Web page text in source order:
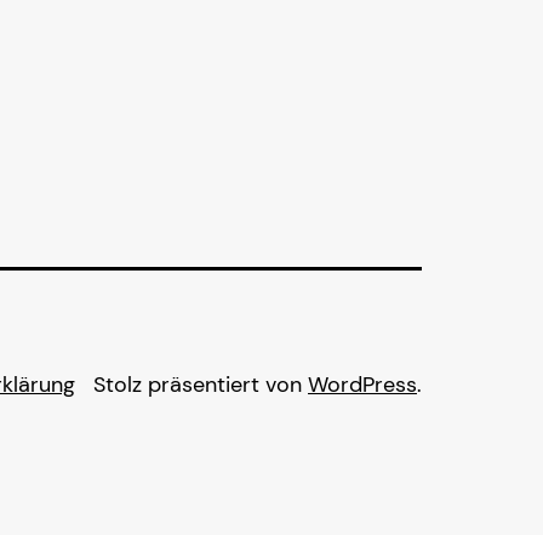
Stolz präsentiert von WordPress.